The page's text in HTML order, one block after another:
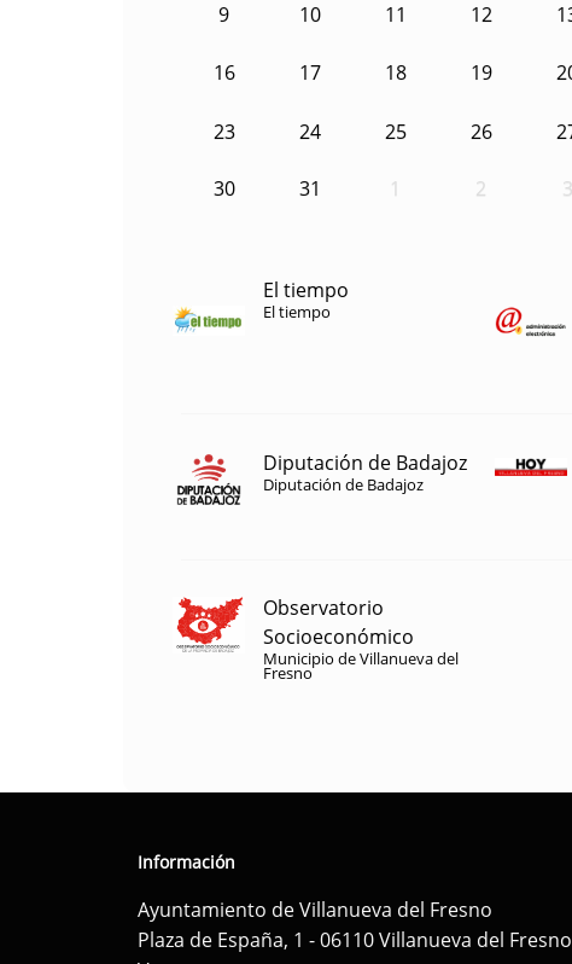
9 10 11 12
16 17 18 19
23 24 25 26
30 31 1 2 3
El tiempo
El tiempo
Diputación de Badajoz
Diputación de Badajoz
Observatorio
Socioeconómico
Municipio de Villanueva del
Fresno
Información
Ayuntamiento de Villanueva del Fresno
Plaza de España, 1 - 06110 Villanueva del